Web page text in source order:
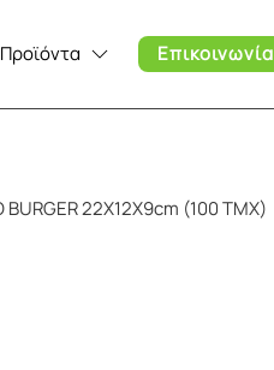
Προϊόντα Επικοινωνία
BURGER 22Χ12Χ9cm (100 ΤΜΧ)